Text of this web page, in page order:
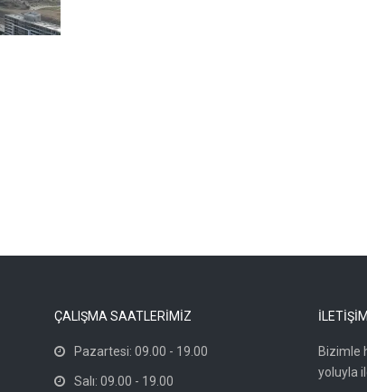
ÇALIŞMA SAATLERİMİZ
Pazartesi: 09.00 - 19.00
Salı: 09.00 - 19.00
İLETİŞİM
Bizimle
yoluyla